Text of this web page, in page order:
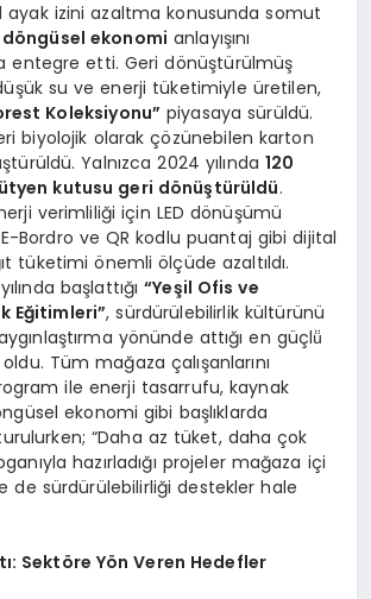
ayak izini azaltma konusunda somut
döngüsel ekonomi anlayışını
entegre etti. Geri dönüştürülmüş
su ve enerji tüketimiyle üretilen,
Koleksiyonu” piyasaya sürüldü.
biyolojik olarak çözünebilen karton
Yalnızca 2024 yılında 120
kutusu geri dönüştürüldü.
verimliliği için LED dönüşümü
Bordro ve QR kodlu puantaj gibi dijital
tüketimi önemli ölçüde azaltıldı.
başlattığı“Yeşil Ofis ve
Eğitimleri”, sürdürülebilirlik kültürünü
yönünde attığı en güçlü̈
Tüm mağaza çalışanlarını
ile enerji tasarrufu, kaynak
ekonomi gibi başlıklarda
“Daha az tüket, daha çok
hazırladığı projeler mağaza içi
de sürdürülebilirliği destekler hale
Sektöre Yön Veren Hedefler